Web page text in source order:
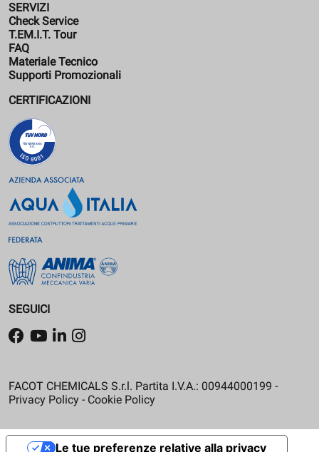
SERVIZI
Check Service
T.EM.I.T. Tour
FAQ
Materiale Tecnico
Supporti Promozionali
CERTIFICAZIONI
SEGUICI
FACOT CHEMICALS S.r.l. Partita I.V.A.: 00944000199 -
Privacy Policy - Cookie Policy
Le tue preferenze relative alla privacy